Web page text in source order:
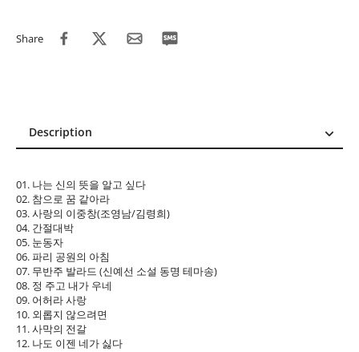
Share
Description
Reviews (0)
01. 나는 신의 뜻을 알고 싶다
02. 참으로 꿈 같아라
03. 사랑의 이중창(조영남/김령희)
04. 간절대박
05. 눈동자
06. 파리 공원의 아침
07. 무반주 발라드 (신예선 소설 동명 테마송)
08. 정 주고 내가 우네
09. 어허라 사랑
10. 외롭지 않으려면
11. 사막의 전갈
12. 나도 이젠 네가 싫다